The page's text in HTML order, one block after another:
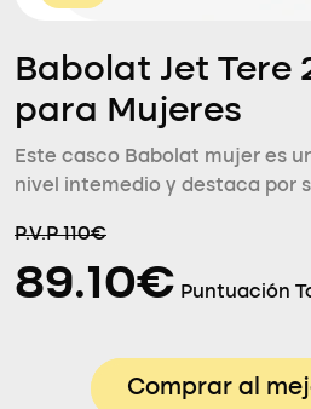
Babolat Jet Tere
para Mujeres
Este casco Babolat mujer es
nivel intemedio y destaca por
P.V.P 110€
89.10€ Puntuación
Comprar al